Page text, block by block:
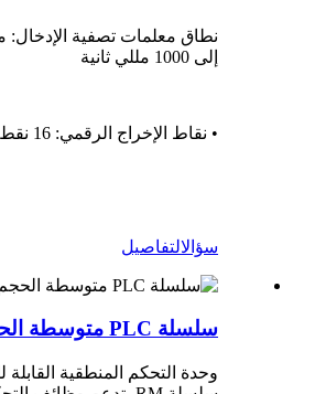
إلى 1000 مللي ثانية
• نقاط الإخراج الرقمي: 16 نقطة إخراج NPN
سؤالالتفاصيل
سلسلة PLC متوسطة الحجم RM510
وحدة التحكم المنطقية